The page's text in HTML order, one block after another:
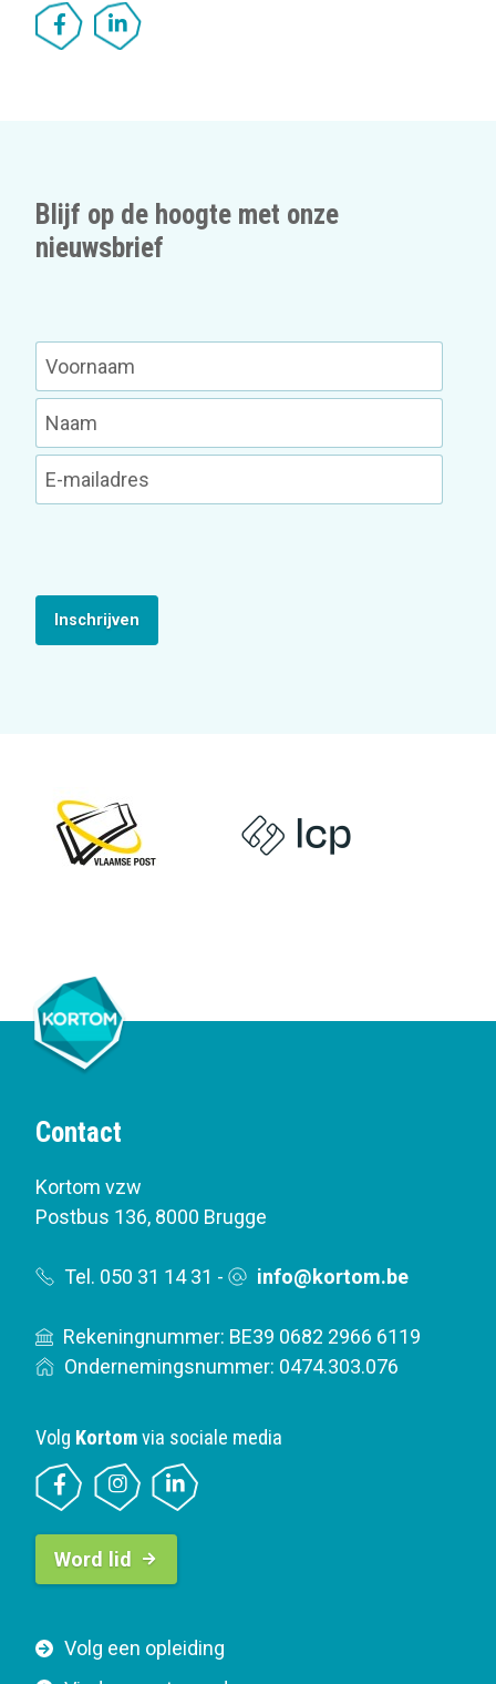
Blijf op de hoogte met onze
nieuwsbrief
Inschrijven
Contact
Kortom vzw
Postbus 136, 8000 Brugge
Tel. 050 31 14 31 - info@kortom.be
Rekeningnummer: BE39 0682 2966 6119
Ondernemingsnummer: 0474.303.076
F
Volg een opleiding
Volg Kortomvia sociale media
B
t
o
Word lid